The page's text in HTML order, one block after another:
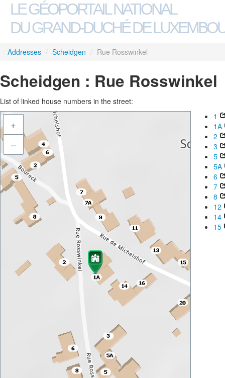
LE GÉOPORTAIL NATIONAL
DU GRAND-DUCHÉ DE
Addresses / Scheidgen / Rue Rosswinkel
Scheidgen : Rue Rosswinkel
List of linked house numbers in the street:
+
–
1
1A
2
3
5
5A
6
7
8
12
14
15